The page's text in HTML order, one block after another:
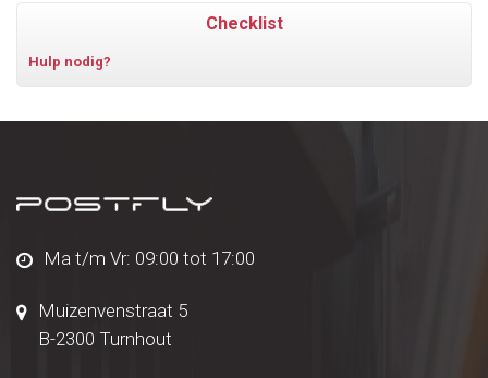
Checklist
Hulp nodig?
Ma t/m Vr: 09:00 tot 17:00
Muizenvenstraat 5
B-2300 Turnhout